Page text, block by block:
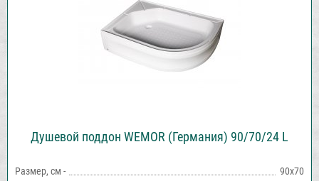
Душевой поддон WEMOR (Германия) 90/70/24 L
Размер, см - 90х70